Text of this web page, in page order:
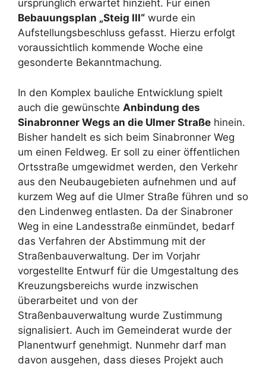
ursprünglich erwartet hinzieht. Für einen
Bebauungsplan „Steig III“ wurde ein
Aufstellungsbeschluss gefasst. Hierzu erfolgt
voraussichtlich kommende Woche eine
gesonderte Bekanntmachung.
In den Komplex bauliche Entwicklung spielt
auch die gewünschte Anbindung des
Sinabronner Wegs an die Ulmer Straße hinein.
Bisher handelt es sich beim Sinabronner Weg
um einen Feldweg. Er soll zu einer öffentlichen
Ortsstraße umgewidmet werden, den Verkehr
aus den Neubaugebieten aufnehmen und auf
kurzem Weg auf die Ulmer Straße führen und so
den Lindenweg entlasten. Da der Sinabroner
Weg in eine Landesstraße einmündet, bedarf
das Verfahren der Abstimmung mit der
Straßenbauverwaltung. Der im Vorjahr
vorgestellte Entwurf für die Umgestaltung des
Kreuzungsbereichs wurde inzwischen
überarbeitet und von der
Straßenbauverwaltung wurde Zustimmung
signalisiert. Auch im Gemeinderat wurde der
Planentwurf genehmigt. Nunmehr darf man
davon ausgehen, dass dieses Projekt auch